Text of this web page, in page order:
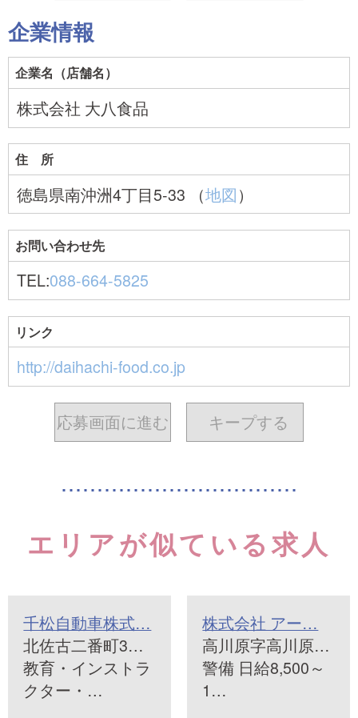
企業情報
企業名（店舗名）
株式会社 大八食品
住 所
徳島県南沖洲4丁目5-33 （地図）
お問い合わせ先
TEL:088-664-5825
リンク
http://daihachi-food.co.jp
応募画面に進む キープする
エリアが似ている求人
千松自動車株式…
北佐古二番町3…
教育・インストラ
クター・…
株式会社 アー…
高川原字高川原…
警備 日給8,500～
1…